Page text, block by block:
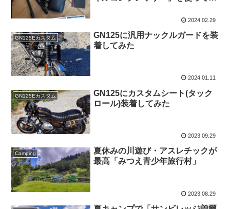
2024.02.29
GN125Eカスタム
GN125に汎用ナックルガードを装
着してみた
2024.01.11
GN125Eカスタム
GN125にカスタムシート(タック
ロール)装着してみた
2023.09.29
Camping
夏休みの川遊び・アスレチックが
最高「みつえ青少年旅行村」
2023.08.29